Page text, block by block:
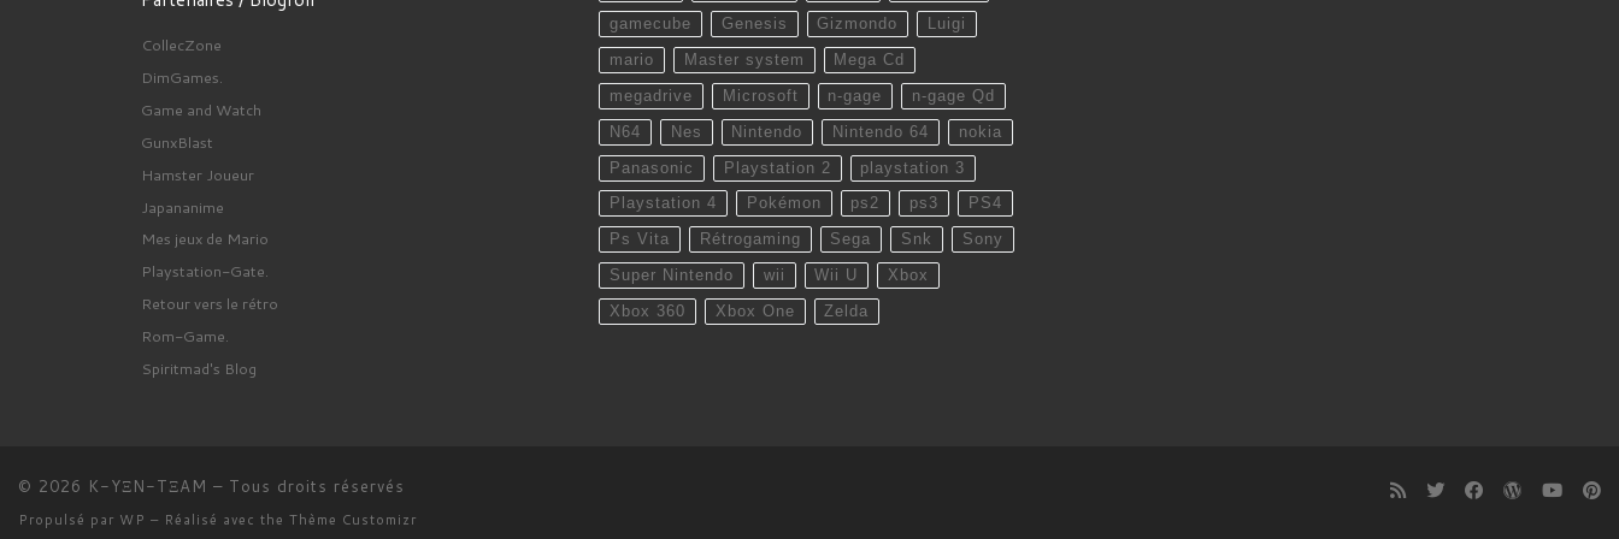
CollecZone
DimGames.
Game and Watch
GunxBlast
Hamster Joueur
Japananime
Mes jeux de Mario
Playstation-Gate.
Retour vers le rétro
Rom-Game.
Spiritmad's Blog
gamecube Genesis Gizmondo Luigi
mario Master system Mega Cd
megadrive Microsoft n-gage n-gage Qd
N64 Nes Nintendo Nintendo 64 nokia
Panasonic Playstation 2 playstation 3
Playstation 4 Pokémon ps2 ps3 PS4
Ps Vita Rétrogaming Sega Snk Sony
Super Nintendo wii Wii U Xbox
Xbox 360 Xbox One Zelda
© 2026 K-YΞN-TΞAM – Tous droits réservés
Propulsé par WP – Réalisé avec the Thème Customizr